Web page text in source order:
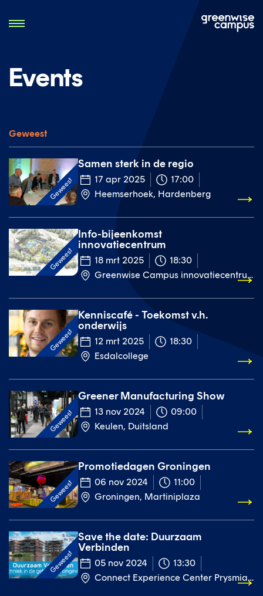
Events
Geweest
Geweest
Samen sterk in de regio
17 apr 2025
17:00
Heemserhoek, Hardenberg
Geweest
Info-bijeenkomst
innovatiecentrum
18 mrt 2025
18:30
Greenwise Campus innovatiecentrum
Geweest
Kenniscafé - Toekomst v.h.
onderwijs
12 mrt 2025
18:30
Esdalcollege
Geweest
Greener Manufacturing Show
13 nov 2024
09:00
Keulen, Duitsland
Geweest
Promotiedagen Groningen
06 nov 2024
11:00
Groningen, Martiniplaza
Geweest
Save the date: Duurzaam
Verbinden
05 nov 2024
13:30
Connect Experience Center Prysmian/Draka Emmen